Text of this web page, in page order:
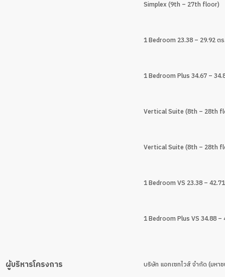
Simplex (9th – 27th floor)
1 Bedroom 23.38 – 29.92 ต
1 Bedroom Plus 34.67 –
Vertical Suite (8th – 28th
Vertical Suite (8th – 28th
1 Bedroom VS 23.38 –
1 Bedroom Plus VS 34.88 –
ผู้บริหารโครงการ บริษัท แอทเซทไวส์ จำกัด (มหา